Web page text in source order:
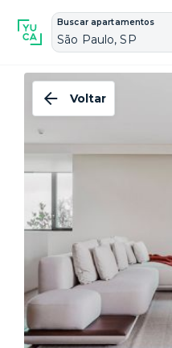
Buscar apartamentos
São Paulo, SP
Voltar